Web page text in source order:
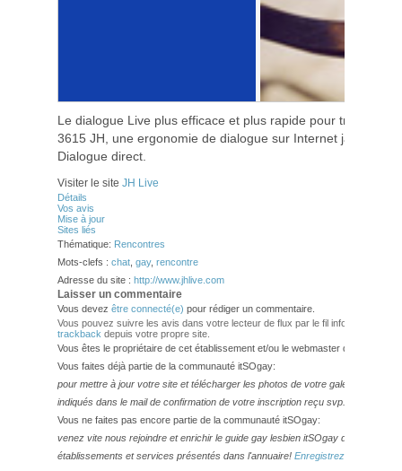
Le dialogue Live plus efficace et plus rapide pour trouver
3615 JH, une ergonomie de dialogue sur Internet jamais
Dialogue direct.
Visiter le site JH Live
Détails
Vos avis
Mise à jour
Sites liés
Thématique: Rencontres
Mots-clefs : chat gay, rencontre
Adresse du site : http://www.jhlive.com
Laisser un commentaire
Vous devez être connecté(e) pour rédiger un commentaire.
Vous pouvez suivre les avis dans votre lecteur de flux par le fil info
trackback depuis votre propre site.
Vous êtes le propriétaire de cet établissement et/ou le webmaster de ce site?
Vous faites déjà partie de la communauté itSOgay:
pour mettre à jour votre site et télécharger les photos de votre galerie,
indiqués dans le mail de confirmation de votre inscription reçu svp.
Vous ne faites pas encore partie de la communauté itSOgay:
venez vite nous rejoindre et enrichir le guide gay lesbien itSOgay de vos
établissements et services présentés dans l'annuaire! Enregistrez-vous ici!